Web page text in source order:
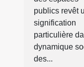
publics revêt
signification
particulière
dynamique
des...